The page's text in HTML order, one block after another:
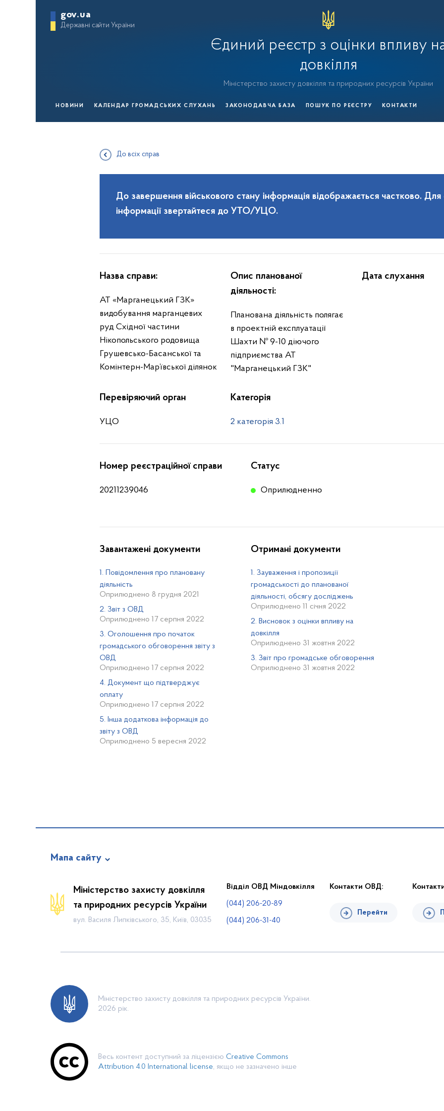
gov.ua
Державні сайти України
Єдиний реєстр з оцінки впливу
довкілля
Міністерство захисту довкілля та природних ресурсів України
НОВИНИ КАЛЕНДАР ГРОМАДСЬКИХ СЛУХАНЬ ЗАКОНОДАВЧА БАЗА ПОШУК ПО РЕЄСТРУ КОНТАКТИ
До всіх справ
До завершення військового стану інформація відображається частково. Для
інформації звертайтеся до УТО/УЦО.
Назва справи:
АТ «Марганецький ГЗК»
видобування марганцевих
руд Східної частини
Нікопольського родовища
Грушевсько-Басанської та
Комінтерн-Мар’ївської ділянок
Опис планованої
діяльності:
Планована діяльність полягає
в проектній експлуатації
Шахти № 9-10 діючого
підприємства АТ
"Марганецький ГЗК"
Дата слухання
Перевіряючий орган
УЦО
Категорія
2 категорія 3.1
Номер реєстраційної справи
20211239046
Статус
Оприлюдненно
Завантажені документи
1. Повідомлення про плановану
діяльність
Оприлюднено 8 грудня 2021
2. Звіт з ОВД
Оприлюднено 17 серпня 2022
3. Оголошення про початок
громадського обговорення звіту з
ОВД
Оприлюднено 17 серпня 2022
4. Документ що підтверджує
оплату
Оприлюднено 17 серпня 2022
5. Інша додаткова інформація до
звіту з ОВД
Оприлюднено 5 вересня 2022
Отримані документи
1. Зауваження і пропозиції
громадськості до планованої
діяльності, обсягу досліджень
Оприлюднено 11 січня 2022
2. Висновок з оцінки впливу на
довкілля
Оприлюднено 31 жовтня 2022
3. Звіт про громадське обговорення
Оприлюднено 31 жовтня 2022
Мапа сайту
Календар громадських слухань
Законодавча база
Карта планової діяльності
Міністерство захисту довкілля
та природних ресурсів України
вул. Василя Липківського, 35, Київ, 03035
Відділ ОВД Міндовкілля
(044) 206-20-89
(044) 206-31-40
Контакти ОВД:
Перейти
Міністерство захисту довкілля та природних ресурсів України.
2026 рік.
Весь контент доступний за ліцензією Creative Commons
Attribution 4.0 International license, якщо не зазначено інше